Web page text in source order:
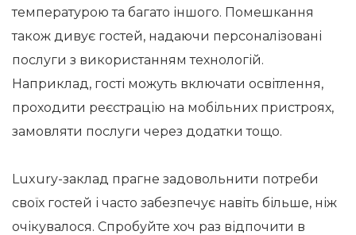
температурою та багато іншого. Помешкання
також дивує гостей, надаючи персоналізовані
послуги з використанням технологій.
Наприклад, гості можуть включати освітлення,
проходити реєстрацію на мобільних пристроях,
замовляти послуги через додатки тощо.
Luxury-заклад прагне задовольнити потреби
своїх гостей і часто забезпечує навіть більше, ніж
очікувалося. Спробуйте хоч раз відпочити в